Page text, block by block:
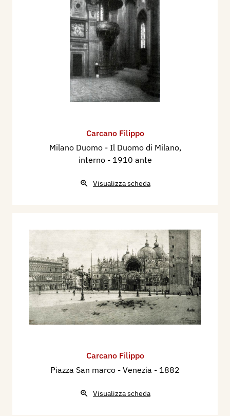
Carcano Filippo
Milano Duomo - Il Duomo di Milano,
interno - 1910 ante
Visualizza scheda
Carcano Filippo
Piazza San marco - Venezia - 1882
Visualizza scheda